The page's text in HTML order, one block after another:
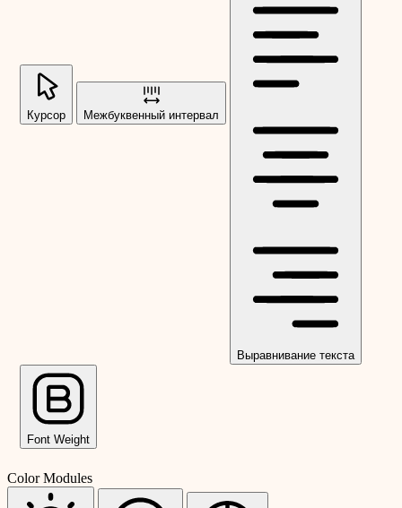
Курсор Межбуквенный интервал
Выравнивание текста
Font Weight
Color Modules